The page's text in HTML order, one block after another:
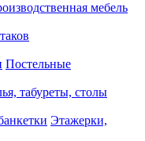
мебель
Постельные
табуреты, столы
Этажерки,